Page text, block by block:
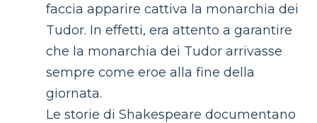
faccia apparire cattiva la monarchia dei
Tudor. In effetti, era attento a garantire
che la monarchia dei Tudor arrivasse
sempre come eroe alla fine della
giornata.
Le storie di Shakespeare documentano